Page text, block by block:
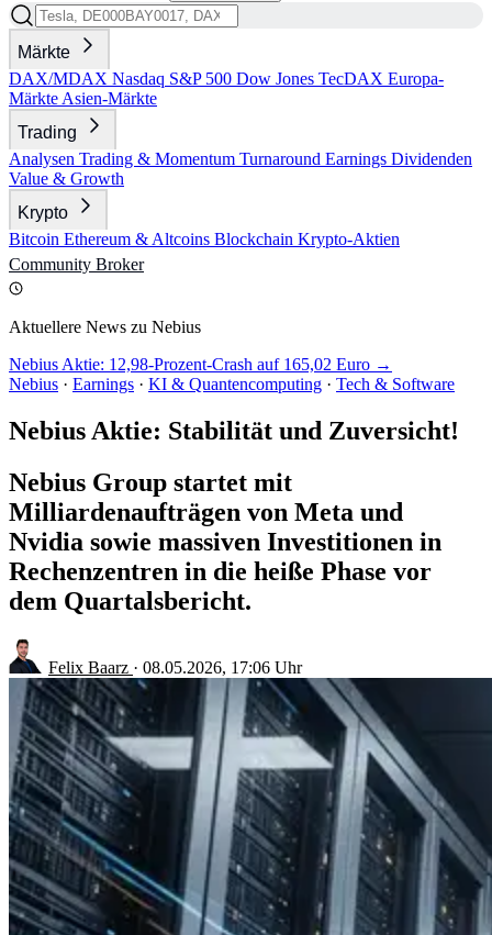
Märkte
DAX/MDAX Nasdaq S&P 500 Dow Jones TecDAX Europa-
Märkte Asien-Märkte
Trading
Analysen Trading & Momentum Turnaround Earnings Dividenden
Value & Growth
Krypto
Bitcoin Ethereum & Altcoins Blockchain Krypto-Aktien
Community Broker
Aktuellere News zu Nebius
Nebius Aktie: 12,98-Prozent-Crash auf 165,02 Euro →
Nebius · Earnings · KI & Quantencomputing · Tech & Software
Nebius Aktie: Stabilität und Zuversicht!
Nebius Group startet mit
Milliardenaufträgen von Meta und
Nvidia sowie massiven Investitionen in
Rechenzentren in die heiße Phase vor
dem Quartalsbericht.
Felix Baarz · 08.05.2026, 17:06 Uhr